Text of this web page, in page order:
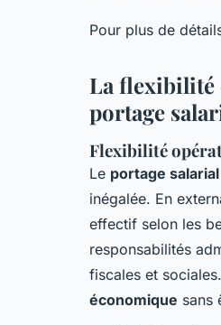
Pour plus de
La flexibilité
portage
Flexibilité
Le portage salarial
inégalée. En
effectif selon les
responsabilités
fiscales et
économique sans